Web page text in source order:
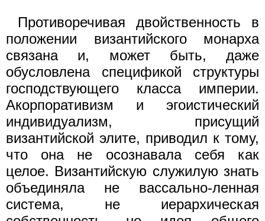
Противоречивая двойственность в
положении византийского монарха
связана и, может быть, даже
обусловлена спецификой структуры
господствующего класса империи.
Акорпоративизм и эгоистический
индивидуализм, присущий
византийской элите, приводил к тому,
что она не осознавала себя как
целое. Византийскую служилую знать
объединяла не вассально-ленная
система, не иерархическая